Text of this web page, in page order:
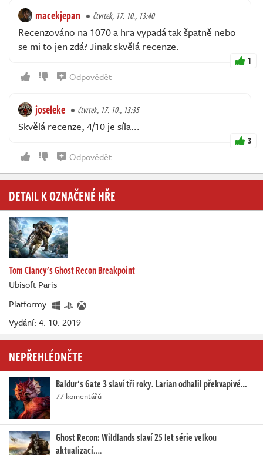
macekjepan čtvrtek, 17. 10., 13:40
Recenzováno na 1070 a hra vypadá tak špatně nebo
se mi to jen zdá? Jinak skvělá recenze.
1
Odpovědět
joseleke čtvrtek, 17. 10., 13:35
Skvělá recenze, 4/10 je síla...
3
Odpovědět
DETAIL K OZNAČENÉ HŘE
Tom Clancy's Ghost Recon Breakpoint
Ubisoft Paris
Platformy:
Vydání: 4. 10. 2019
NEPŘEHLÉDNĚTE
Baldur's Gate 3 slaví tři roky. Larian odhalil překvapivé…
77 komentářů
Ghost Recon: Wildlands slaví 25 let série velkou
aktualizací.…